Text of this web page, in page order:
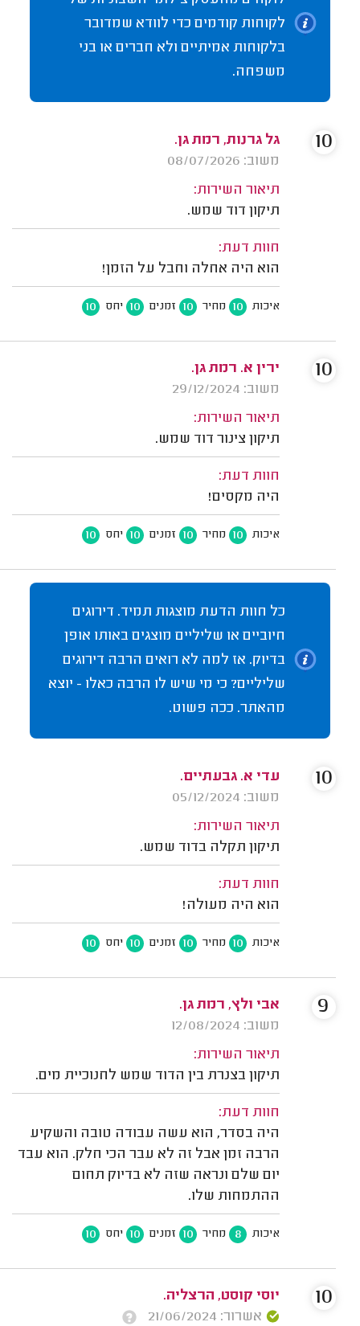
לקוחות קודמים כדי לוודא שמדובר
בלקוחות אמיתיים ולא חברים או בני
משפחה.
גל גרנות, רמת גן.
משוב: 08/07/2026
תיאור השירות:
תיקון דוד שמש.
חוות דעת:
הוא היה אחלה וחבל על הזמן!
איכות 10 מחיר 10 זמנים 10 יחס 10
10
ירין א. רמת גן.
משוב: 29/12/2024
תיאור השירות:
תיקון צינור דוד שמש.
חוות דעת:
היה מקסים!
איכות 10 מחיר 10 זמנים 10 יחס 10
10
כל חוות הדעת מוצגות תמיד. דירוגים
חיוביים או שליליים מוצגים באותו אופן
בדיוק. אז למה לא רואים הרבה דירוגים
שליליים? כי מי שיש לו הרבה כאלו - יוצא
מהאתר. ככה פשוט.
עדי א. גבעתיים.
משוב: 05/12/2024
תיאור השירות:
תיקון תקלה בדוד שמש.
חוות דעת:
הוא היה מעולה!
איכות 10 מחיר 10 זמנים 10 יחס 10
10
אבי ולץ, רמת גן.
משוב: 12/08/2024
תיאור השירות:
תיקון בצנרת בין הדוד שמש לחנוכיית מים.
חוות דעת:
היה בסדר, הוא עשה עבודה טובה והשקיע
הרבה זמן אבל זה לא עבר הכי חלק. הוא עבד
יום שלם ונראה שזה לא בדיוק תחום
ההתמחות שלו.
איכות 8 מחיר 10 זמנים 10 יחס 10
9
יוסי קוסט, הרצליה.
אשרור: 21/06/2024
10